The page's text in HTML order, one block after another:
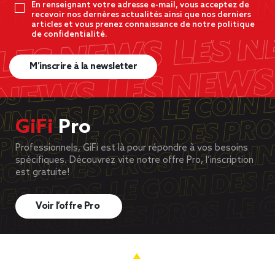
En renseignant votre adresse e-mail, vous acceptez de
recevoir nos dernères actualités ainsi que nos derniers
articles et vous prenez connaissance de notre politique
de confidentialité.
M’inscrire à la newsletter
GiFiPro
Professionnels, GiFi est là pour répondre à vos besoins
spécifiques. Découvrez vite notre offre Pro, l’inscription
est gratuite!
Voir l’offre Pro